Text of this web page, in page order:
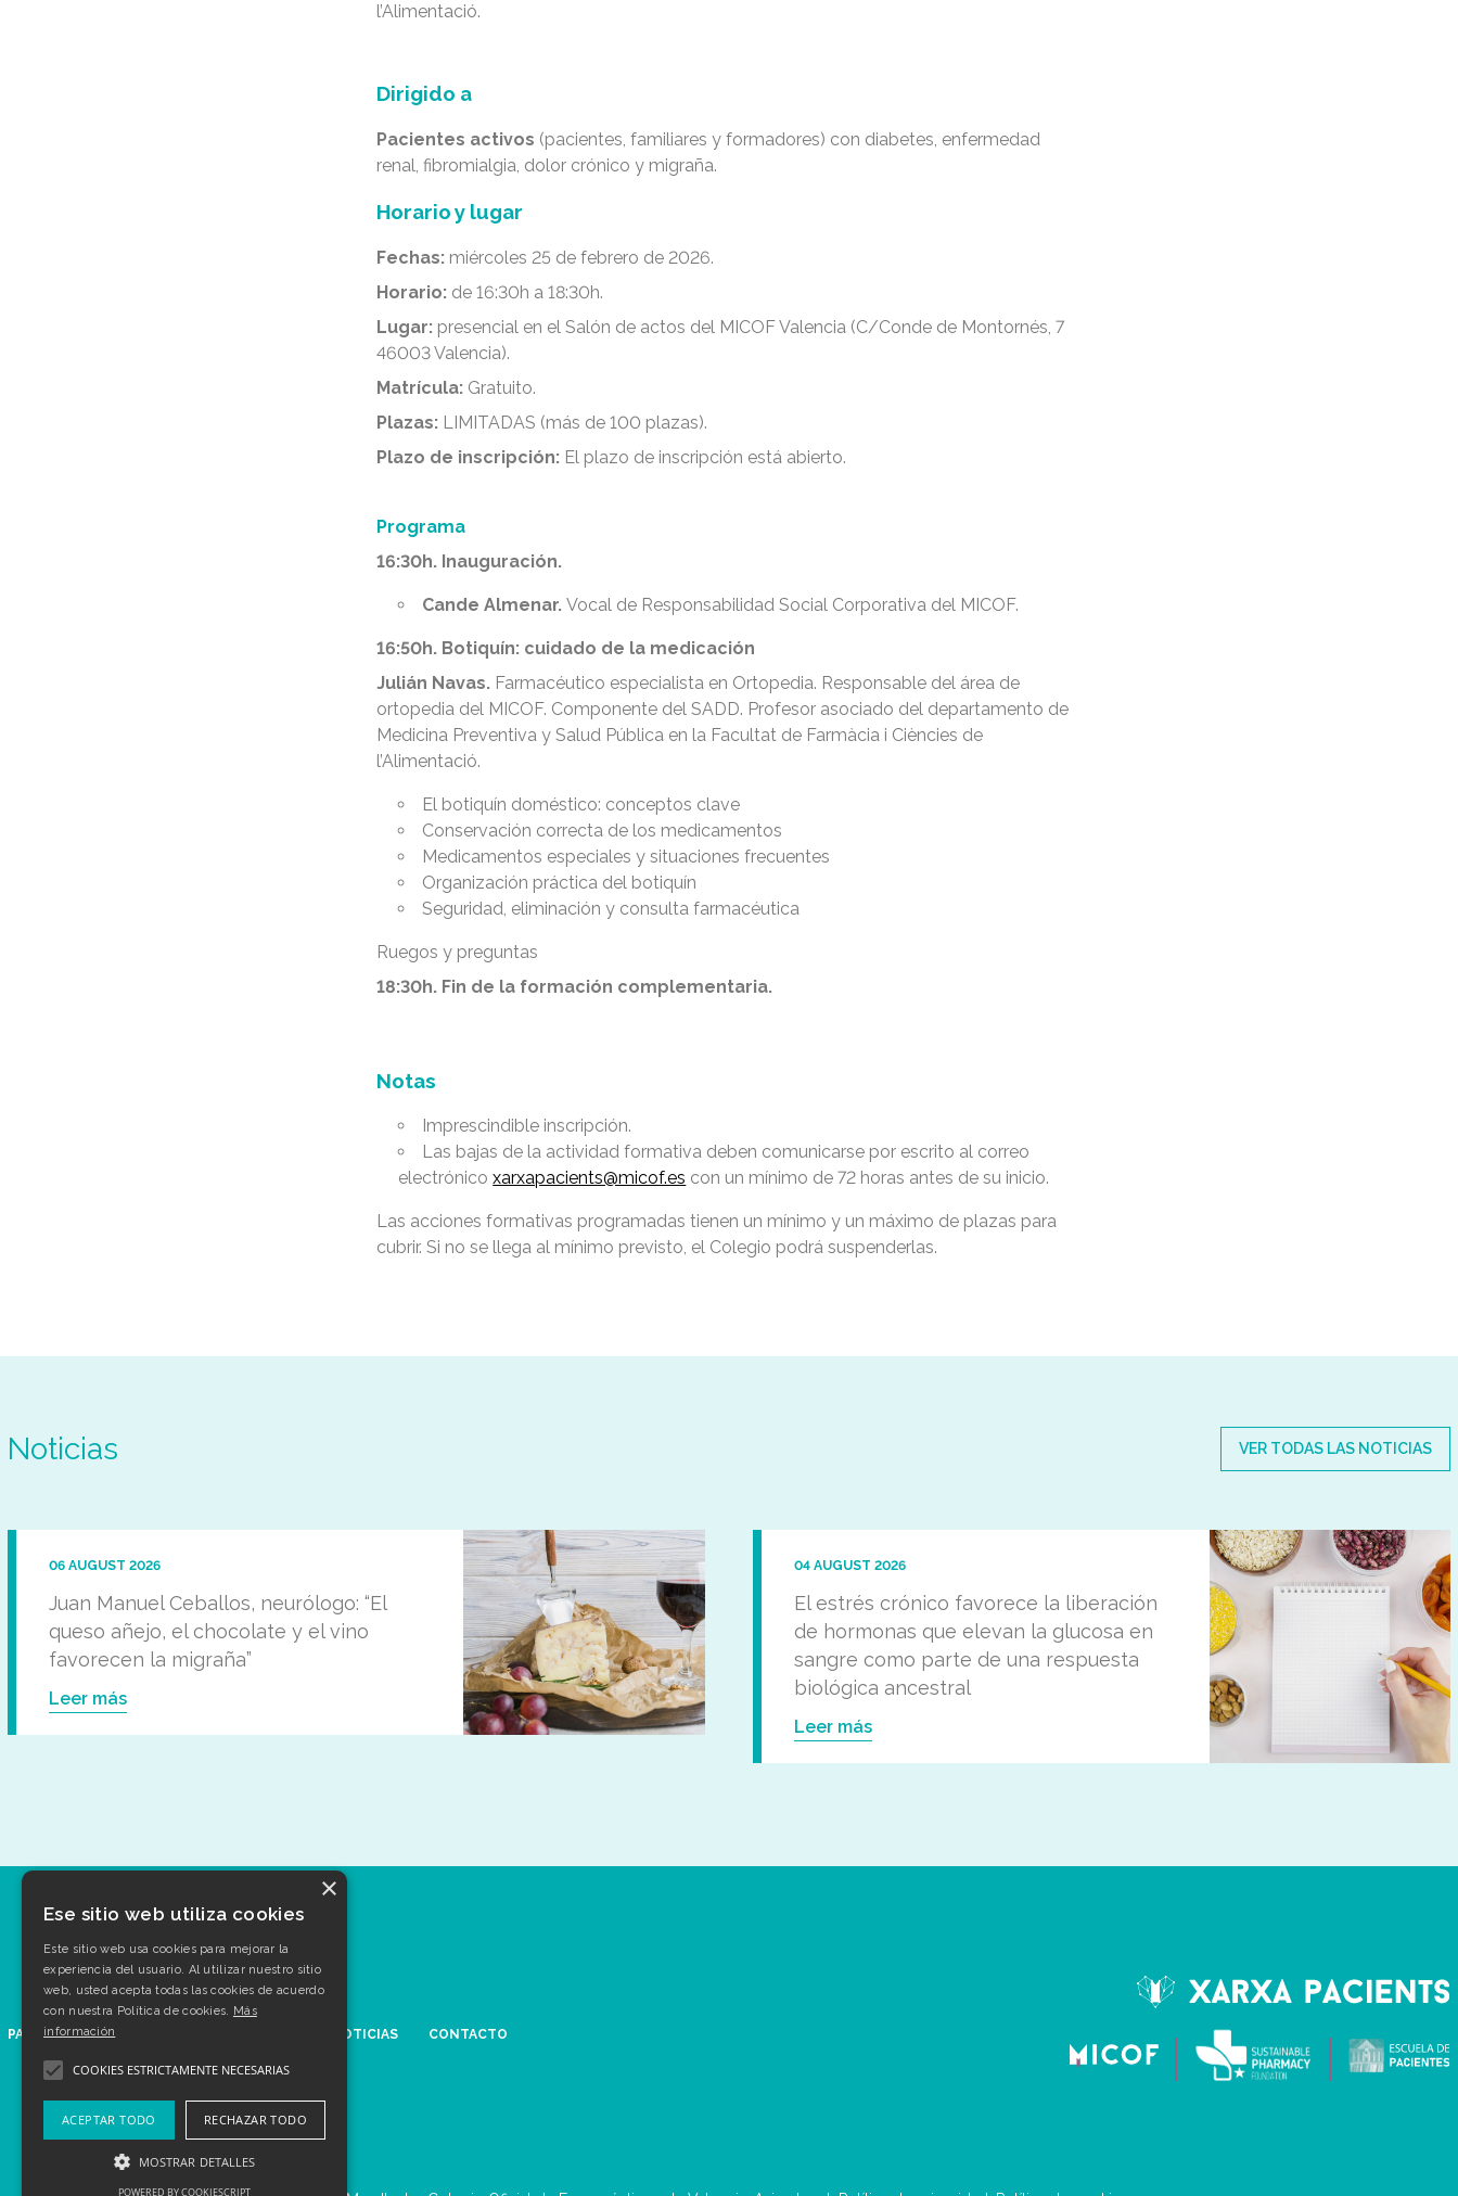
l’Alimentació.
Dirigido a
Pacientes activos (pacientes, familiares y formadores) con diabetes, enfermedad
renal, fibromialgia, dolor crónico y migraña.
Horario y lugar
Fechas: miércoles 25 de febrero de 2026.
Horario: de 16:30h a 18:30h.
Lugar: presencial en el Salón de actos del MICOF Valencia (C/Conde de Montornés, 7
46003 Valencia).
Matrícula: Gratuito.
Plazas: LIMITADAS (más de 100 plazas).
Plazo de inscripción: El plazo de inscripción está abierto.
Programa
16:30h. Inauguración.
Cande Almenar.Vocal de Responsabilidad Social Corporativa del MICOF.
16:50h. Botiquín: cuidado de la medicación
Julián Navas. Farmacéutico especialista en Ortopedia. Responsable del área de
ortopedia del MICOF. Componente del SADD. Profesor asociado del departamento de
Medicina Preventiva y Salud Pública en la Facultat de Farmàcia i Ciències de
l’Alimentació.
El botiquín doméstico: conceptos clave
Conservación correcta de los medicamentos
Medicamentos especiales y situaciones frecuentes
Organización práctica del botiquín
Seguridad, eliminación y consulta farmacéutica
Ruegos y preguntas
18:30h. Fin de la formación complementaria.
Notas
Imprescindible inscripción.
Las bajas de la actividad formativa deben comunicarse por escrito al correo
electrónicoxarxapacients@micof.es con un mínimo de 72 horas antes de su inicio.
Las acciones formativas programadas tienen un mínimo y un máximo de plazas para
cubrir. Si no se llega al mínimo previsto, el Colegio podrá suspenderlas.
Noticias VER TODAS LAS NOTICIAS
06 AUGUST 2026
Juan Manuel Ceballos, neurólogo: “El
queso añejo, el chocolate y el vino
favorecen la migraña”
Leer más
04 AUGUST 2026
El estrés crónico favorece la liberación
de hormonas que elevan la glucosa en
sangre como parte de una respuesta
biológica ancestral
Leer más
PATOLOGÍAS NOTICIAS CONTACTO
×
Ese sitio web utiliza cookies
Este sitio web usa cookies para mejorar la
experiencia del usuario. Al utilizar nuestro sitio
web, usted acepta todas las cookies de acuerdo
con nuestra Política de cookies. Más
información
COOKIES ESTRICTAMENTE NECESARIAS
ACEPTAR TODO RECHAZAR TODO
MOSTRAR DETALLES
POWERED BY COOKIESCRIPT